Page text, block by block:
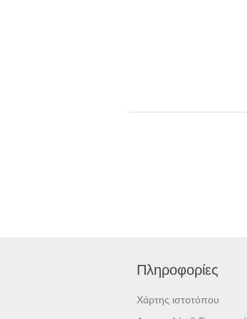
Πληροφορίες
Χάρτης ιστοτόπου